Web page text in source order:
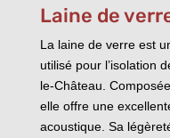
Laine de
La laine de verre est
utilisé pour l’isolation
le-Château.
elle offre une
acoustique. Sa